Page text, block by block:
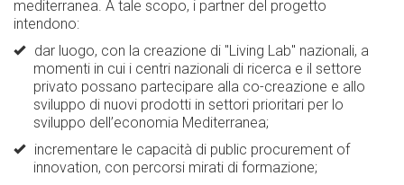
mediterranea. A tale scopo, i partner del progetto
intendono:
dar luogo, con la creazione di "Living Lab" nazionali, a
momenti in cui i centri nazionali di ricerca e il settore
privato possano partecipare alla co-creazione e allo
sviluppo di nuovi prodotti in settori prioritari per lo
sviluppo dell’economia Mediterranea;
incrementare le capacità di public procurement of
innovation, con percorsi mirati di formazione;